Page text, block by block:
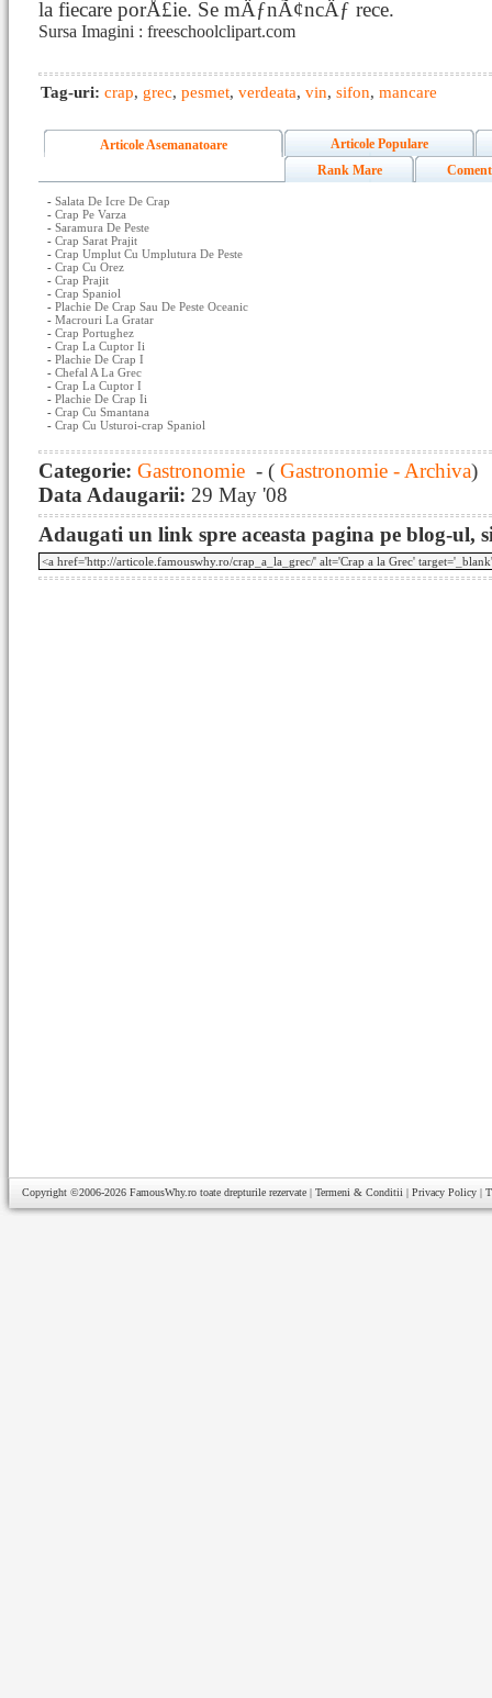
la fiecare porÅ£ie. Se mÄƒnÃ¢ncÄƒ rece.
Sursa Imagini : freeschoolclipart.com
Tag-uri: crap, grec, pesmet, verdeata, vin, sifon, mancare
Articole Asemanatoare
Articole Populare
Rank Mare
- Salata De Icre De Crap
- Crap Pe Varza
- Saramura De Peste
- Crap Sarat Prajit
- Crap Umplut Cu Umplutura De Peste
- Crap Cu Orez
- Crap Prajit
- Crap Spaniol
- Plachie De Crap Sau De Peste Oceanic
- Macrouri La Gratar
- Crap Portughez
- Crap La Cuptor Ii
- Plachie De Crap I
- Chefal A La Grec
- Crap La Cuptor I
- Plachie De Crap Ii
- Crap Cu Smantana
- Crap Cu Usturoi-crap Spaniol
Categorie: Gastronomie - ( Gastronomie - Archiva)
Data Adaugarii: 29 May '08
Adaugati un link spre aceasta pagina pe blog-ul,
Copyright ©2006-2026 FamousWhy.ro toate drepturile rezervate | Termeni & Conditii | Privacy Policy |